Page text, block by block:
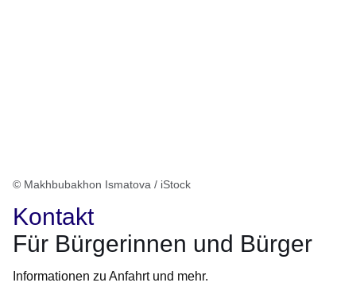
© Makhbubakhon Ismatova / iStock
Kontakt
Für Bürgerinnen und Bürger
Informationen zu Anfahrt und mehr.